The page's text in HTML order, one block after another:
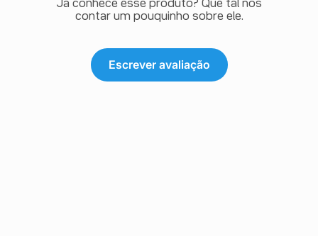
Alguns pacientes apresentaram as seguintes reações
adversas enquanto tomavam Galvus Met com sulfonilureia:
glicose (açúcar) no sangue, sudorese excessiva.
Alguns pacientes apresentaram outras reações adversas
enquanto tomavam Galvus Met sozinho ou em combinação
Já conhece esse produto? Que tal nos
contar um pouquinho sobre ele.
Escrever avaliação